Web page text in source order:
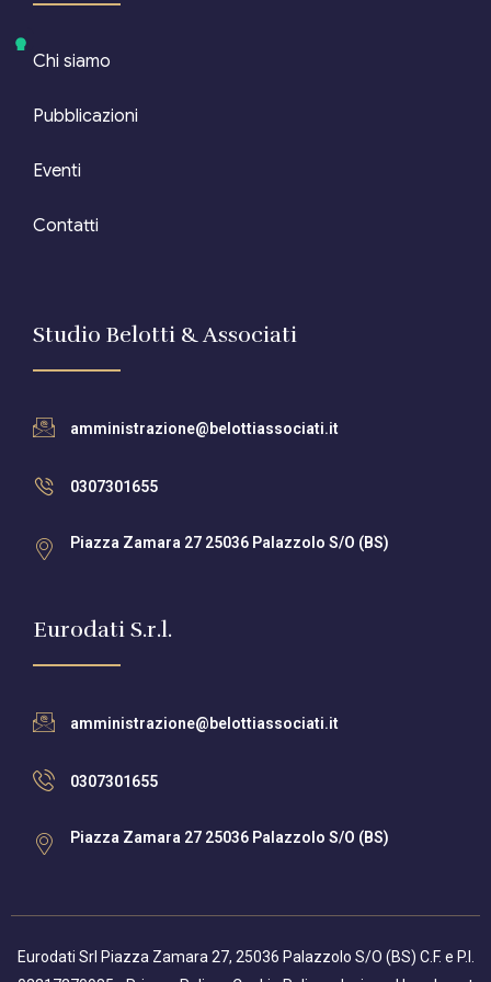
Chi siamo
Pubblicazioni
Eventi
Contatti
Studio Belotti & Associati
amministrazione@belottiassociati.it
0307301655
Piazza Zamara 27 25036 Palazzolo S/O (BS)
Eurodati S.r.l.
amministrazione@belottiassociati.it
0307301655
Piazza Zamara 27 25036 Palazzolo S/O (BS)
Eurodati Srl Piazza Zamara 27, 25036 Palazzolo S/O (BS) C.F. e P.I.